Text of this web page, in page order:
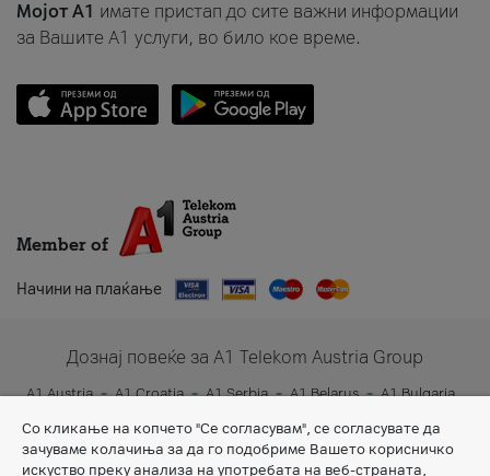
Мојот A1 имате пристап до сите важни информации
за Вашите A1 услуги, во било кое време.
Member of
Начини на плаќање
Дознај повеќе за A1 Telekom Austria Group
A1 Austria A1 Croatia A1 Serbia A1 Belarus
A1 Bulgaria
Со кликање на копчето "Се согласувам", се согласувате да
зачуваме колачиња за да го подобриме Вашето корисничко
искуство преку анализа на употребата на веб-страната,